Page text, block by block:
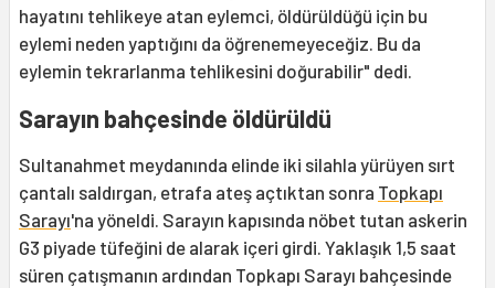
hayatını tehlikeye atan eylemci, öldürüldüğü için bu
eylemi neden yaptığını da öğrenemeyeceğiz. Bu da
eylemin tekrarlanma tehlikesini doğurabilir" dedi.
Sarayın bahçesinde öldürüldü
Sultanahmet meydanında elinde iki silahla yürüyen sırt
çantalı saldırgan, etrafa ateş açtıktan sonra Topkapı
Sarayı'na yöneldi. Sarayın kapısında nöbet tutan askerin
G3 piyade tüfeğini de alarak içeri girdi. Yaklaşık 1,5 saat
süren çatışmanın ardından Topkapı Sarayı bahçesinde